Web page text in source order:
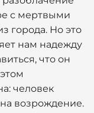
с мертвыми
города. Но это
нам надежду
что он
человек
возрождение.